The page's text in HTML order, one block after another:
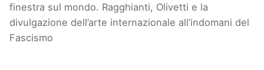
finestra sul mondo. Ragghianti, Olivetti e la
divulgazione dell’arte internazionale all’indomani del
Fascismo